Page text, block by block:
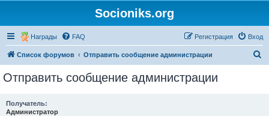
Socioniks.org
Награды FAQ Вход
Регистрация
Список форумов Отправить сообщение администрации
Отправить сообщение администрации
Получатель:
Администратор